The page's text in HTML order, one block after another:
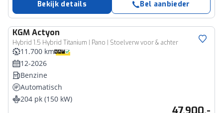
Bekijk details Bel aanbieder
KGMActyon
Hybrid 1.5 Hybrid Titanium | Pano | Stoelverw voor & achter
11.700 km
12-2026
Benzine
Automatisch
204 pk (150 kW)